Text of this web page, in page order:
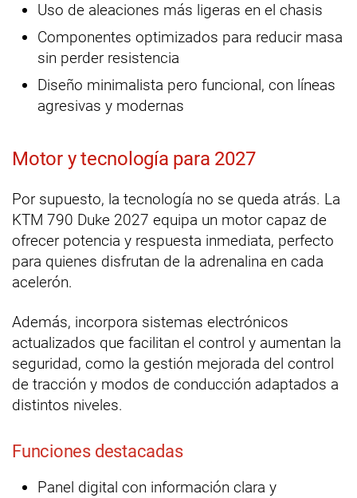
Uso de aleaciones más ligeras en el chasis
Componentes optimizados para reducir masa
sin perder resistencia
Diseño minimalista pero funcional, con líneas
agresivas y modernas
Motor y tecnología para 2027
Por supuesto, la tecnología no se queda atrás. La
KTM 790 Duke 2027 equipa un motor capaz de
ofrecer potencia y respuesta inmediata, perfecto
para quienes disfrutan de la adrenalina en cada
acelerón.
Además, incorpora sistemas electrónicos
actualizados que facilitan el control y aumentan la
seguridad, como la gestión mejorada del control
de tracción y modos de conducción adaptados a
distintos niveles.
Funciones destacadas
Panel digital con información clara y